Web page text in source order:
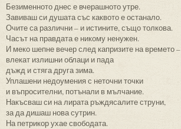
Безименното днес е вчерашното утре.
Завиваш си душата със каквото е останало.
Очите са различни – и истините, също толкова.
Часът на правдата е никому ненужен.
И меко шепне вечер след капризите на времето –
влекат излишни облаци и пада
дъжд и стяга друга зима.
Уплашени недоумения с неточни точки
и въпросителни, потънали в мълчание.
Накъсваш си на лирата ръждясалите струни,
за да дишаш нова сутрин.
На петрикор ухае свободата.